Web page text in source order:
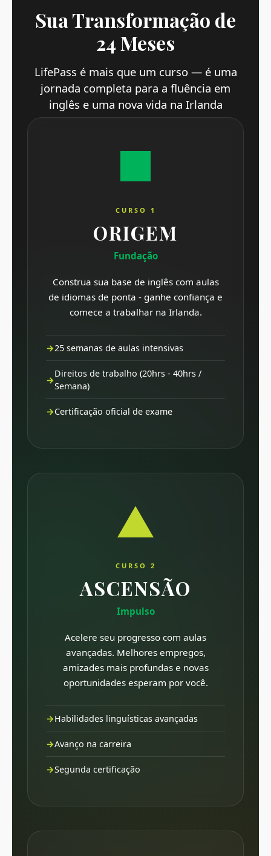
Sua Transformação de
24 Meses
LifePass é mais que um curso — é uma
jornada completa para a fluência em
inglês e uma nova vida na Irlanda
CURSO 1
ORIGEM
Fundação
Construa sua base de inglês com aulas
de idiomas de ponta - ganhe confiança e
comece a trabalhar na Irlanda.
25 semanas de aulas intensivas
Direitos de trabalho (20hrs - 40hrs /
Semana)
Certificação oficial de exame
CURSO 2
ASCENSÃO
Impulso
Acelere seu progresso com aulas
avançadas. Melhores empregos,
amizades mais profundas e novas
oportunidades esperam por você.
Habilidades linguísticas avançadas
Avanço na carreira
Segunda certificação